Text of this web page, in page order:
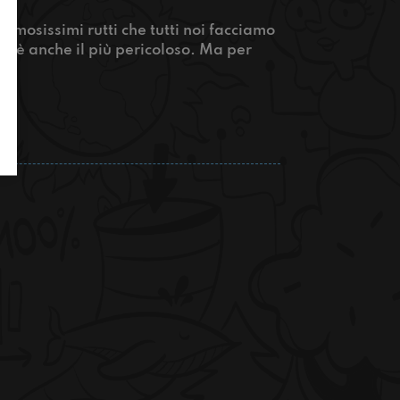
rutti che tutti noi facciamo
è anche il più pericoloso. Ma per